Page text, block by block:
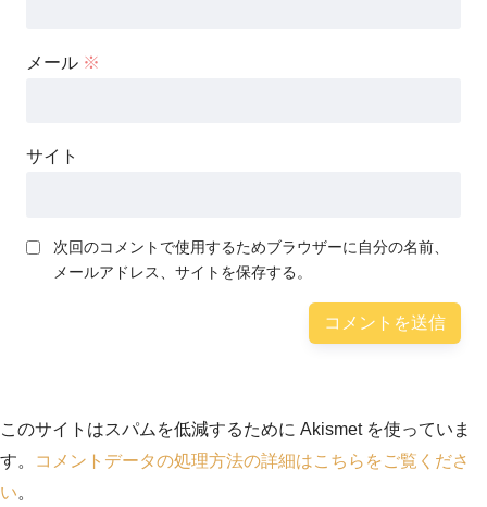
メール ※
サイト
次回のコメントで使用するためブラウザーに自分の名前、
メールアドレス、サイトを保存する。
このサイトはスパムを低減するために Akismet を使っていま
す。
コメントデータの処理方法の詳細はこちらをご覧くださ
い。